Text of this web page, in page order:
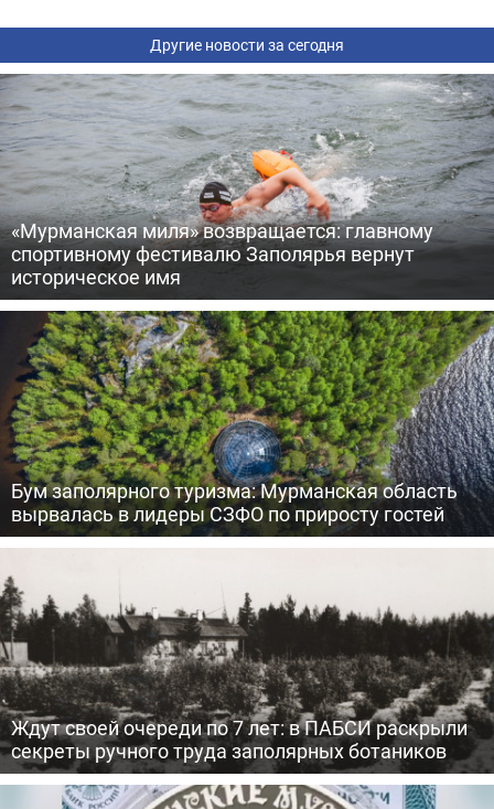
Другие новости за сегодня
«Мурманская миля» возвращается: главному
спортивному фестивалю Заполярья вернут
историческое имя
Бум заполярного туризма: Мурманская область
вырвалась в лидеры СЗФО по приросту гостей
Ждут своей очереди по 7 лет: в ПАБСИ раскрыли
секреты ручного труда заполярных ботаников